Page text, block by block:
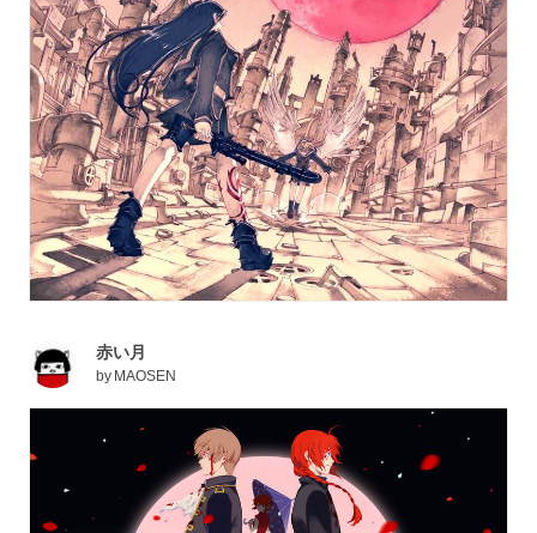
赤い月
by MAOSEN